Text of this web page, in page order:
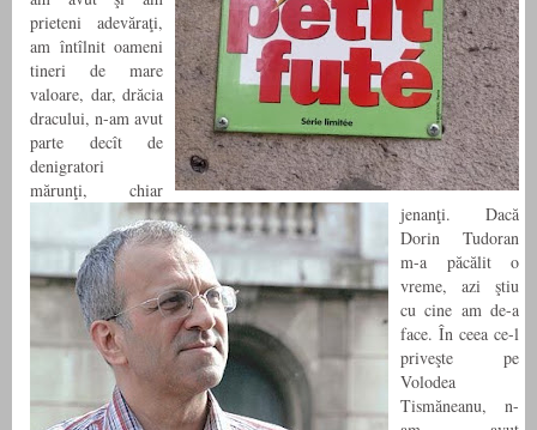
prieteni adevăraţi,
am întîlnit oameni
tineri de mare
valoare, dar, drăcia
dracului, n-am avut
parte decît de
denigratori
mărunţi, chiar
jenanţi. Dacă
Dorin Tudoran
m-a păcălit o
vreme, azi ştiu
cu cine am de-a
face. În ceea ce-l
priveşte pe
Volodea
Tismăneanu, n-